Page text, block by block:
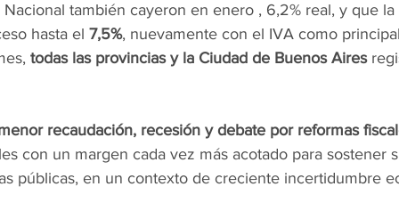
también cayeron en enero , 6,2% real, y que
hasta el 7,5%, nuevamente con el IVA como
todas las provincias y la Ciudad de Buenos Aires
recaudación, recesión y debate por reformas
con un margen cada vez más acotado para sostener
públicas, en un contexto de creciente incertidumbre